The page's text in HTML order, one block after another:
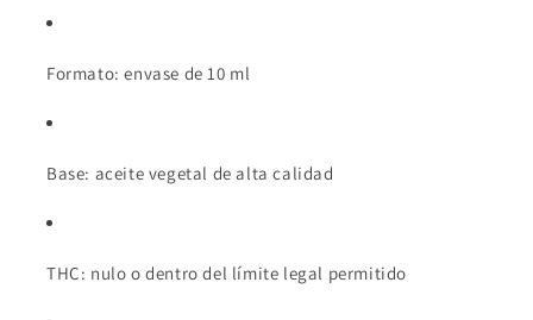
Formato: envase de 10 ml
Base: aceite vegetal de alta calidad
THC: nulo o dentro del límite legal permitido